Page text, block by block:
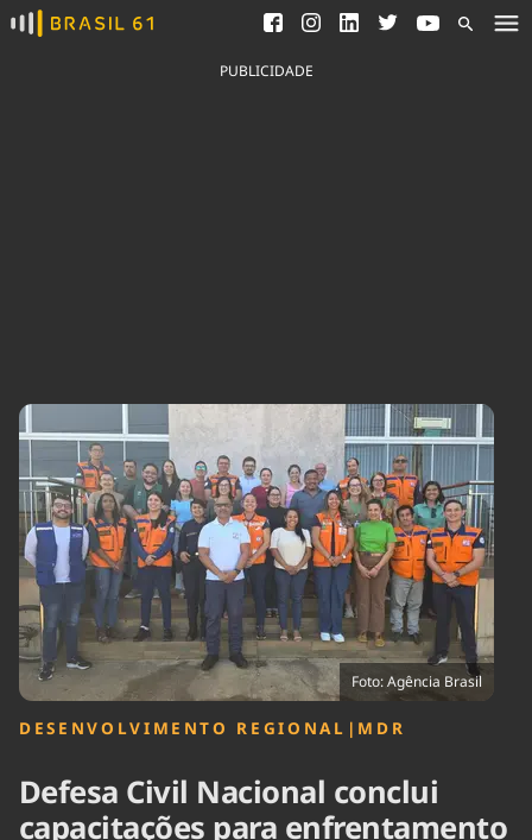
Ver todas as notícias
Saneamento
Indicadores
Agronegócios
Brasil Mineral
Ciência &
Tecnologia
Cinema
Comportamento
Cultura
Economia
Educação
Infraestrutura
Internacional
Meio Ambiente
Podcast
Política
Saúde
Tempo
PUBLICIDADE
Foto: Agência Brasil
DESENVOLVIMENTO REGIONAL | MDR
Defesa Civil Nacional conclui
capacitações para enfrentamento